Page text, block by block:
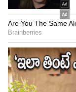
ఇలా క్రేజీ
ఈక్రమంలో
ఫొటోషూట్లతో